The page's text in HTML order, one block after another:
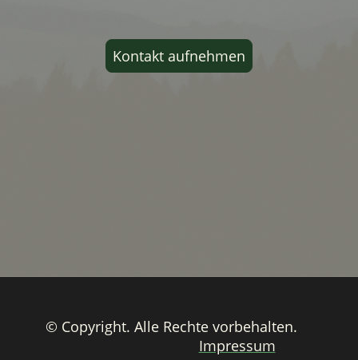
Kontakt aufnehmen
© Copyright. Alle Rechte vorbehalten.
Impressum